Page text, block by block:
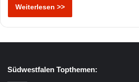
Weiterlesen >>
Südwestfalen Topthemen: